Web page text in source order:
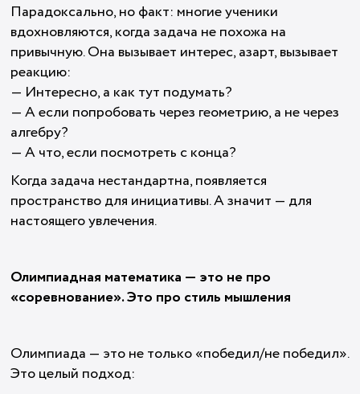
Парадоксально, но факт: многие ученики
вдохновляются, когда задача не похожа на
привычную. Она вызывает интерес, азарт, вызывает
реакцию:
— Интересно, а как тут подумать?
— А если попробовать через геометрию, а не через
алгебру?
— А что, если посмотреть с конца?
Когда задача нестандартна, появляется
пространство для инициативы. А значит — для
настоящего увлечения.
Олимпиадная математика — это не про
«соревнование». Это про стиль мышления
Олимпиада — это не только «победил/не победил».
Это целый подход: